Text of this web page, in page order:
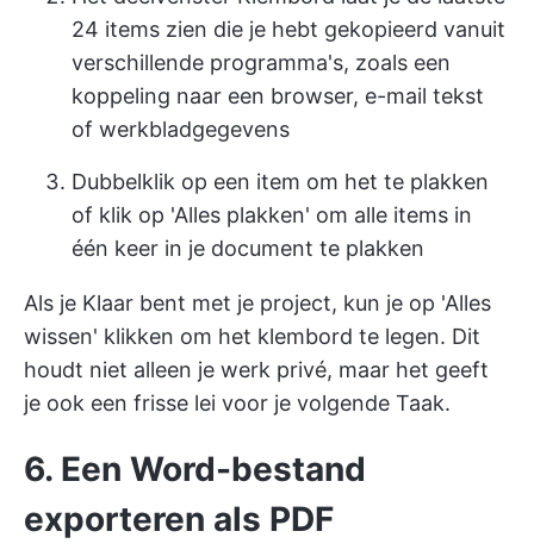
24 items zien die je hebt gekopieerd vanuit
verschillende programma's, zoals een
koppeling naar een browser, e-mail tekst
of werkbladgegevens
Dubbelklik op een item om het te plakken
of klik op 'Alles plakken' om alle items in
één keer in je document te plakken
Als je Klaar bent met je project, kun je op 'Alles
wissen' klikken om het klembord te legen. Dit
houdt niet alleen je werk privé, maar het geeft
je ook een frisse lei voor je volgende Taak.
6. Een Word-bestand
exporteren als PDF